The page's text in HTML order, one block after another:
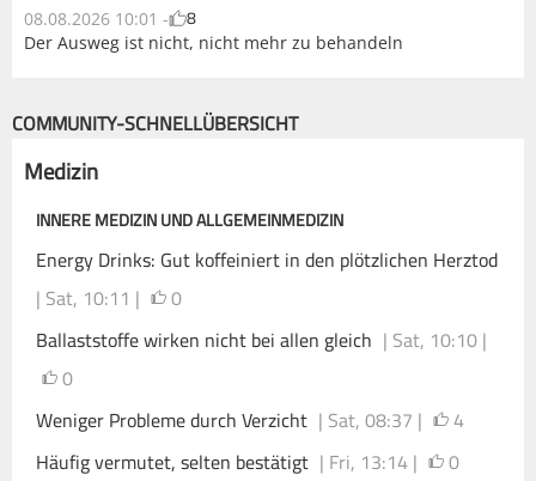
08.08.2026 10:01 -
8
Der Ausweg ist nicht, nicht mehr zu behandeln
COMMUNITY-SCHNELLÜBERSICHT
Medizin
INNERE MEDIZIN UND ALLGEMEINMEDIZIN
Energy Drinks: Gut koffeiniert in den plötzlichen Herztod
| Sat, 10:11 |
0
Ballaststoffe wirken nicht bei allen gleich | Sat, 10:10 |
0
Weniger Probleme durch Verzicht | Sat, 08:37 |
4
Häufig vermutet, selten bestätigt | Fri, 13:14 |
0